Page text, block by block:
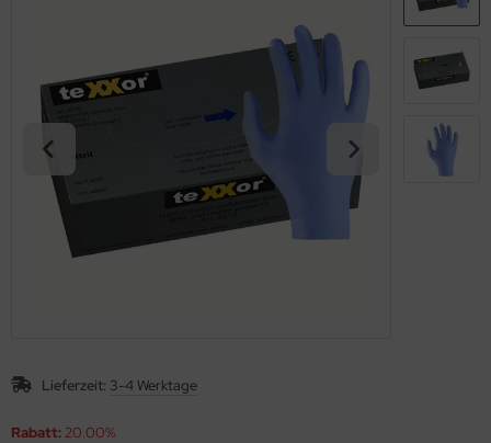
Lieferzeit: 3-4 Werktage
Rabatt: 20.00%